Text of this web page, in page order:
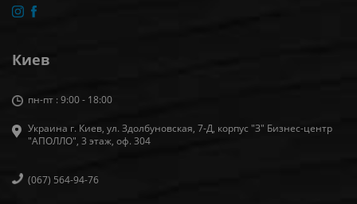
Киев
пн-пт : 9:00 - 18:00
Украина г. Киев, ул. Здолбуновская, 7-Д, корпус "З" Бизнес-центр
"АПОЛЛО", 3 этаж, оф. 304
(067) 564-94-76